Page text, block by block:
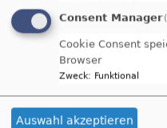
Consent Manager
Cookie Consent
Browser
Zweck: Funktional
Auswahl akzeptieren